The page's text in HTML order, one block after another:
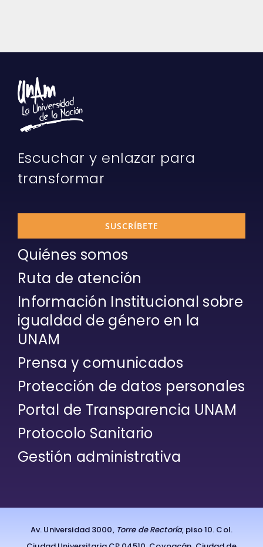
Escuchar y enlazar para
transformar
SUSCRÍBETE
Quiénes somos
Ruta de atención
Información Institucional sobre
igualdad de género en la
UNAM
Prensa y comunicados
Protección de datos personales
Portal de Transparencia UNAM
Protocolo Sanitario
Gestión administrativa
Av. Universidad 3000, Torre de Rectoría, piso 10. Col.